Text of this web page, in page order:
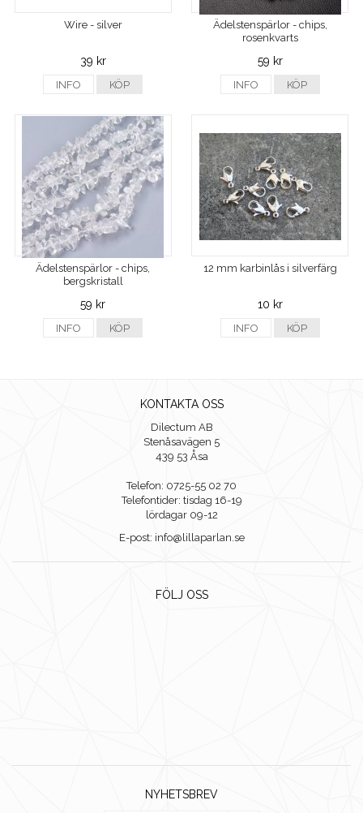
Wire - silver
39 kr
INFO KÖP
Ädelstenspärlor - chips,
rosenkvarts
59 kr
INFO KÖP
Ädelstenspärlor - chips,
bergskristall
59 kr
INFO KÖP
12 mm karbinlås i silverfärg
10 kr
INFO KÖP
KONTAKTA OSS
Dilectum AB
Stenåsavägen 5
439 53 Åsa
Telefon: 0725-55 02 70
Telefontider: tisdag 16-19
lördagar 09-12
E-post: info@lillaparlan.se
FÖLJ OSS
NYHETSBREV